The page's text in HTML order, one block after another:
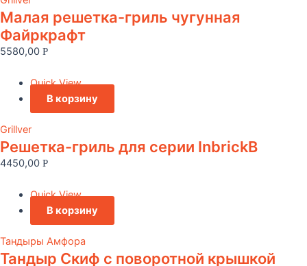
Малая решетка-гриль чугунная
Файркрафт
5580,00 Р
Quick View
В корзину
Grillver
Решетка-гриль для серии InbrickВ
4450,00 Р
Quick View
В корзину
Тандыры Амфора
Тандыр Скиф с поворотной крышкой